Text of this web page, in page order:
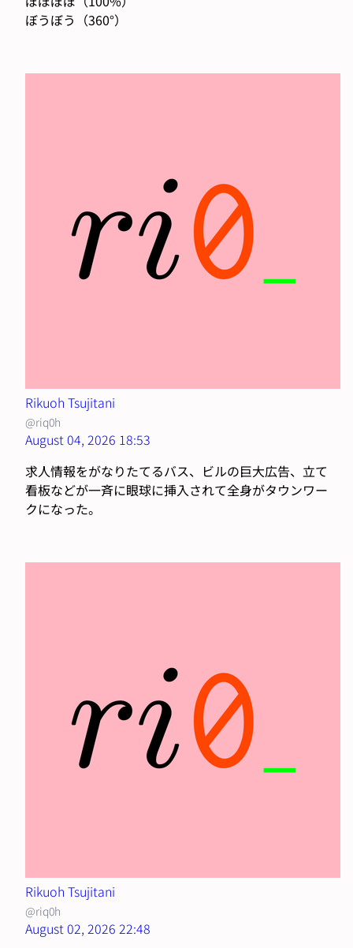
ぼうぼう（360°）
Rikuoh Tsujitani
@riq0h
August 04, 2026 18:53
求人情報をがなりたてるバス、ビルの巨大広告、立て
看板などが一斉に眼球に挿入されて全身がタウンワー
クになった。
Rikuoh Tsujitani
@riq0h
August 02, 2026 22:48